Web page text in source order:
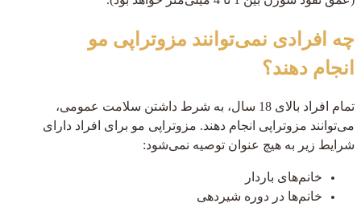
چه افرادی نمی‌توانند مزوتراپی مو
انجام دهند؟
تمام افراد بالای 18 سال، به شرط داشتن سلامت عمومی،
می‌توانند مزوتراپی انجام دهند. مزوتراپی مو برای افراد دارای
شرایط زیر به هیچ عنوان توصیه نمی‌شود:
خانم‌های باردار
خانم‌ها در دوره شیردهی